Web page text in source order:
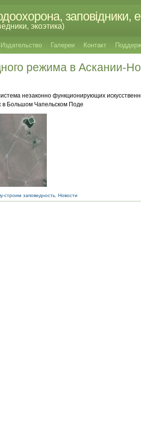
заповідники,
экоэтика)
Издательство Галереи Контакт
режима в Аскании-
незаконно функционирующих
в Большом Чапельском Поде
строим заповедность ,Новости